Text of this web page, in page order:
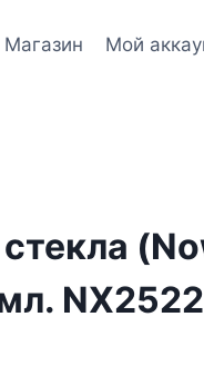
Магазин Мой